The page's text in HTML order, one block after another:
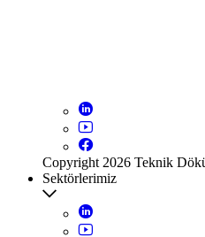
Copyright 2026 Teknik
Sektörlerimiz